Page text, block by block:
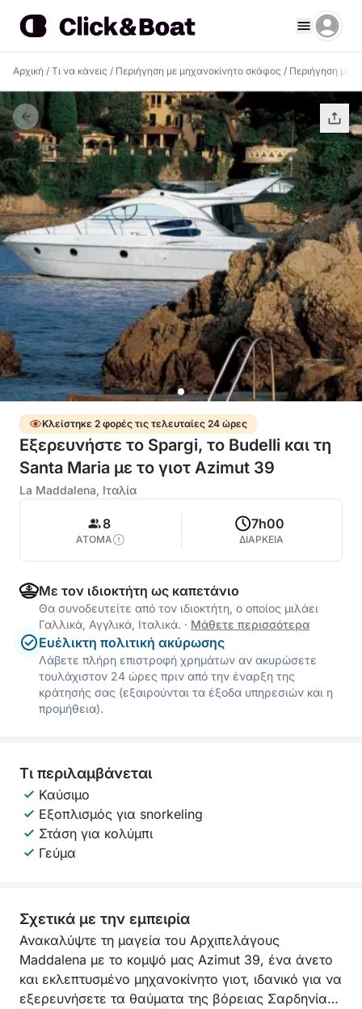
Αρχική / Τι να κάνεις / Περιήγηση με μηχανοκίνητο σκάφος / Περιήγηση με
Κλείστηκε 2 φορές τις τελευταίες 24 ώρες
Εξερευνήστε το Spargi, το Budelli και τη
Santa Maria με το γιοτ Azimut 39
La Maddalena, Ιταλία
8
ΑΤΟΜΑ
7h00
ΔΙΑΡΚΕΙΑ
Με τον ιδιοκτήτη ως καπετάνιο
Θα συνοδευτείτε από τον ιδιοκτήτη, ο οποίος μιλάει
Γαλλικά, Αγγλικά, Ιταλικά. · Μάθετε περισσότερα
Ευέλικτη πολιτική ακύρωσης
Λάβετε πλήρη επιστροφή χρημάτων αν ακυρώσετε
τουλάχιστον 24 ώρες πριν από την έναρξη της
κράτησής σας (εξαιρούνται τα έξοδα υπηρεσιών και η
προμήθεια).
Τι περιλαμβάνεται
Καύσιμο
Εξοπλισμός για snorkeling
Στάση για κολύμπι
Γεύμα
Σχετικά με την εμπειρία
Ανακαλύψτε τη μαγεία του Αρχιπελάγους
Maddalena με το κομψό μας Azimut 39, ένα άνετο
και εκλεπτυσμένο μηχανοκίνητο γιοτ, ιδανικό για να
εξερευνήσετε τα θαύματα της βόρειας Σαρδηνίας